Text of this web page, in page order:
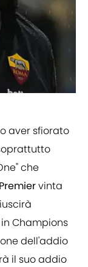
aver sfiorato
che
Premiervinta
Champions
dell'addio
il suo addio